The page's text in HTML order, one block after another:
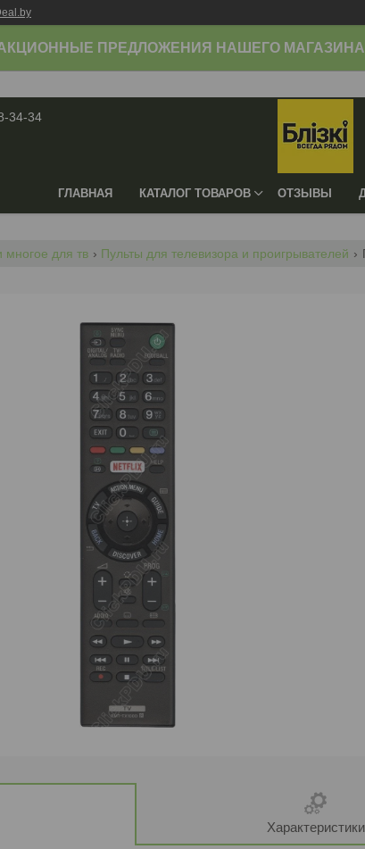
ПРЕДЛОЖЕНИЯ НАШЕГО
34-34
ГЛАВНАЯ КАТАЛОГ ТОВАРОВ ОТЗЫВЫ
многое для тв Пульты для телевизора и проигрывателей
Характеристики